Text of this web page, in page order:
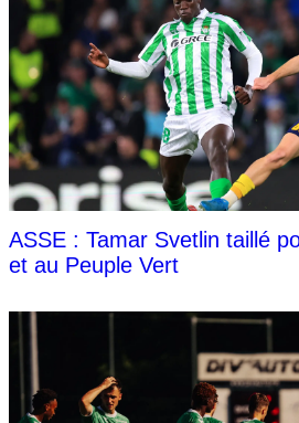
ASSE : Tamar Svetlin taillé
et au Peuple Vert